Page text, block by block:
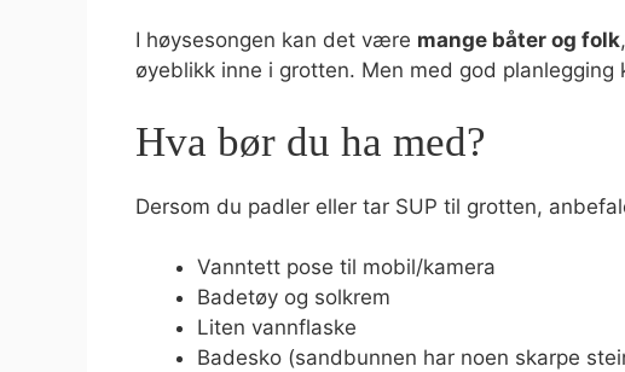
I høysesongen kan det være mange båter og folk
øyeblikk inne i grotten. Men med god
Hva bør du ha med?
Dersom du padler eller tar SUP til grotten,
Vanntett pose til mobil/kamera
Badetøy og solkrem
Liten vannflaske
Badesko (sandbunnen har noen skarpe